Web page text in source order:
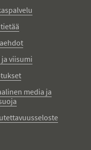
ja viisumi
media ja